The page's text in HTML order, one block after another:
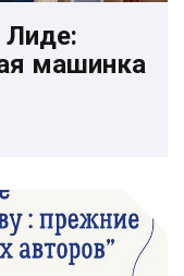
Лиде:
машинка